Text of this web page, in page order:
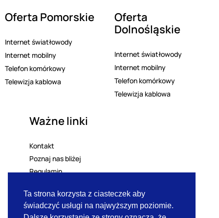
Oferta Pomorskie
Internet światłowody
Internet mobilny
Telefon komórkowy
Telewizja kablowa
Oferta
Dolnośląskie
Internet światłowody
Internet mobilny
Telefon komórkowy
Telewizja kablowa
Ważne linki
Kontakt
Poznaj nas bliżej
Regulamin
Lista mailingowa
RODO
Ta strona korzysta z ciasteczek aby
świadczyć usługi na najwyższym poziomie.